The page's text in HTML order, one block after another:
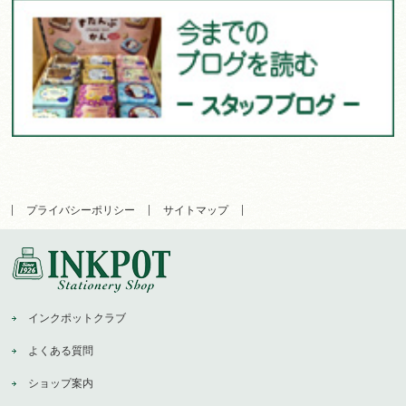
プライバシーポリシー サイトマップ
インクポットクラブ
よくある質問
ショップ案内